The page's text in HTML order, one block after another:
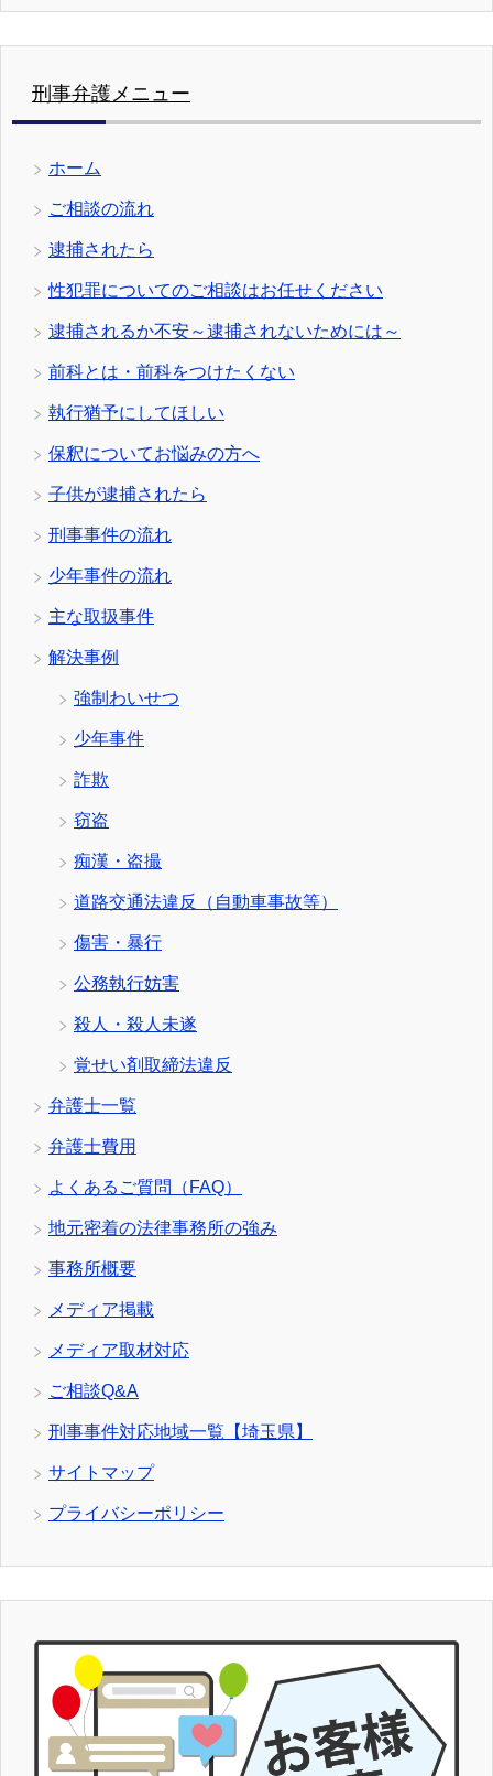
刑事弁護メニュー
ホーム
ご相談の流れ
逮捕されたら
性犯罪についてのご相談はお任せください
逮捕されるか不安～逮捕されないためには～
前科とは・前科をつけたくない
執行猶予にしてほしい
保釈についてお悩みの方へ
子供が逮捕されたら
刑事事件の流れ
少年事件の流れ
主な取扱事件
解決事例
強制わいせつ
少年事件
詐欺
窃盗
痴漢・盗撮
道路交通法違反（自動車事故等）
傷害・暴行
公務執行妨害
殺人・殺人未遂
覚せい剤取締法違反
弁護士一覧
弁護士費用
よくあるご質問（FAQ）
地元密着の法律事務所の強み
事務所概要
メディア掲載
メディア取材対応
ご相談Q&A
刑事事件対応地域一覧【埼玉県】
サイトマップ
プライバシーポリシー